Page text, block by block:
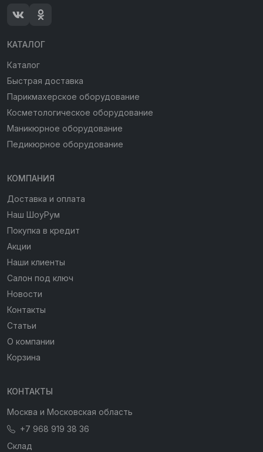
КАТАЛОГ
Каталог
Быстрая доставка
Парикмахерское оборудование
Косметологическое оборудование
Маникюрное оборудование
Педикюрное оборудование
КОМПАНИЯ
Доставка и оплата
Наш ШоуРум
Покупка в кредит
Акции
Наши клиенты
Салон под ключ
Новости
Контакты
Статьи
О компании
Корзина
КОНТАКТЫ
Москва и Московская область
+7 968 919 38 36
Склад